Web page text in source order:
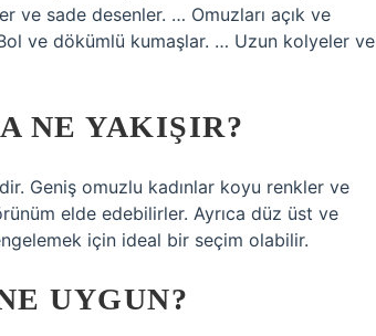
ve sade desenler. … Omuzları açık ve
ve dökümlü kumaşlar. … Uzun kolyeler ve
NE YAKIŞIR?
Geniş omuzlu kadınlar koyu renkler ve
elde edebilirler. Ayrıca düz üst ve
için ideal bir seçim olabilir.
UYGUN?